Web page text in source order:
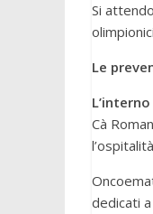
Si
Le
Cà
dedicati